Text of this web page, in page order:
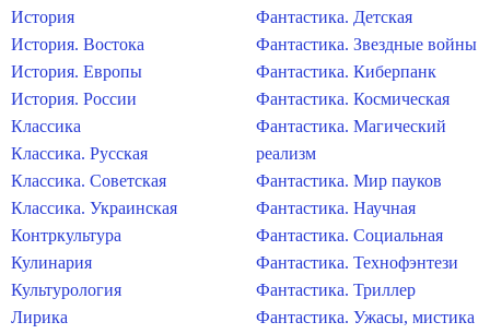
История
История. Востока
История. Европы
История. России
Классика
Классика. Русская
Классика. Советская
Классика. Украинская
Контркультура
Кулинария
Культурология
Лирика
Фантастика. Детская
Фантастика. Звездные войны
Фантастика. Киберпанк
Фантастика. Космическая
Фантастика. Магический
реализм
Фантастика. Мир пауков
Фантастика. Научная
Фантастика. Социальная
Фантастика. Технофэнтези
Фантастика. Триллер
Фантастика. Ужасы, мистика